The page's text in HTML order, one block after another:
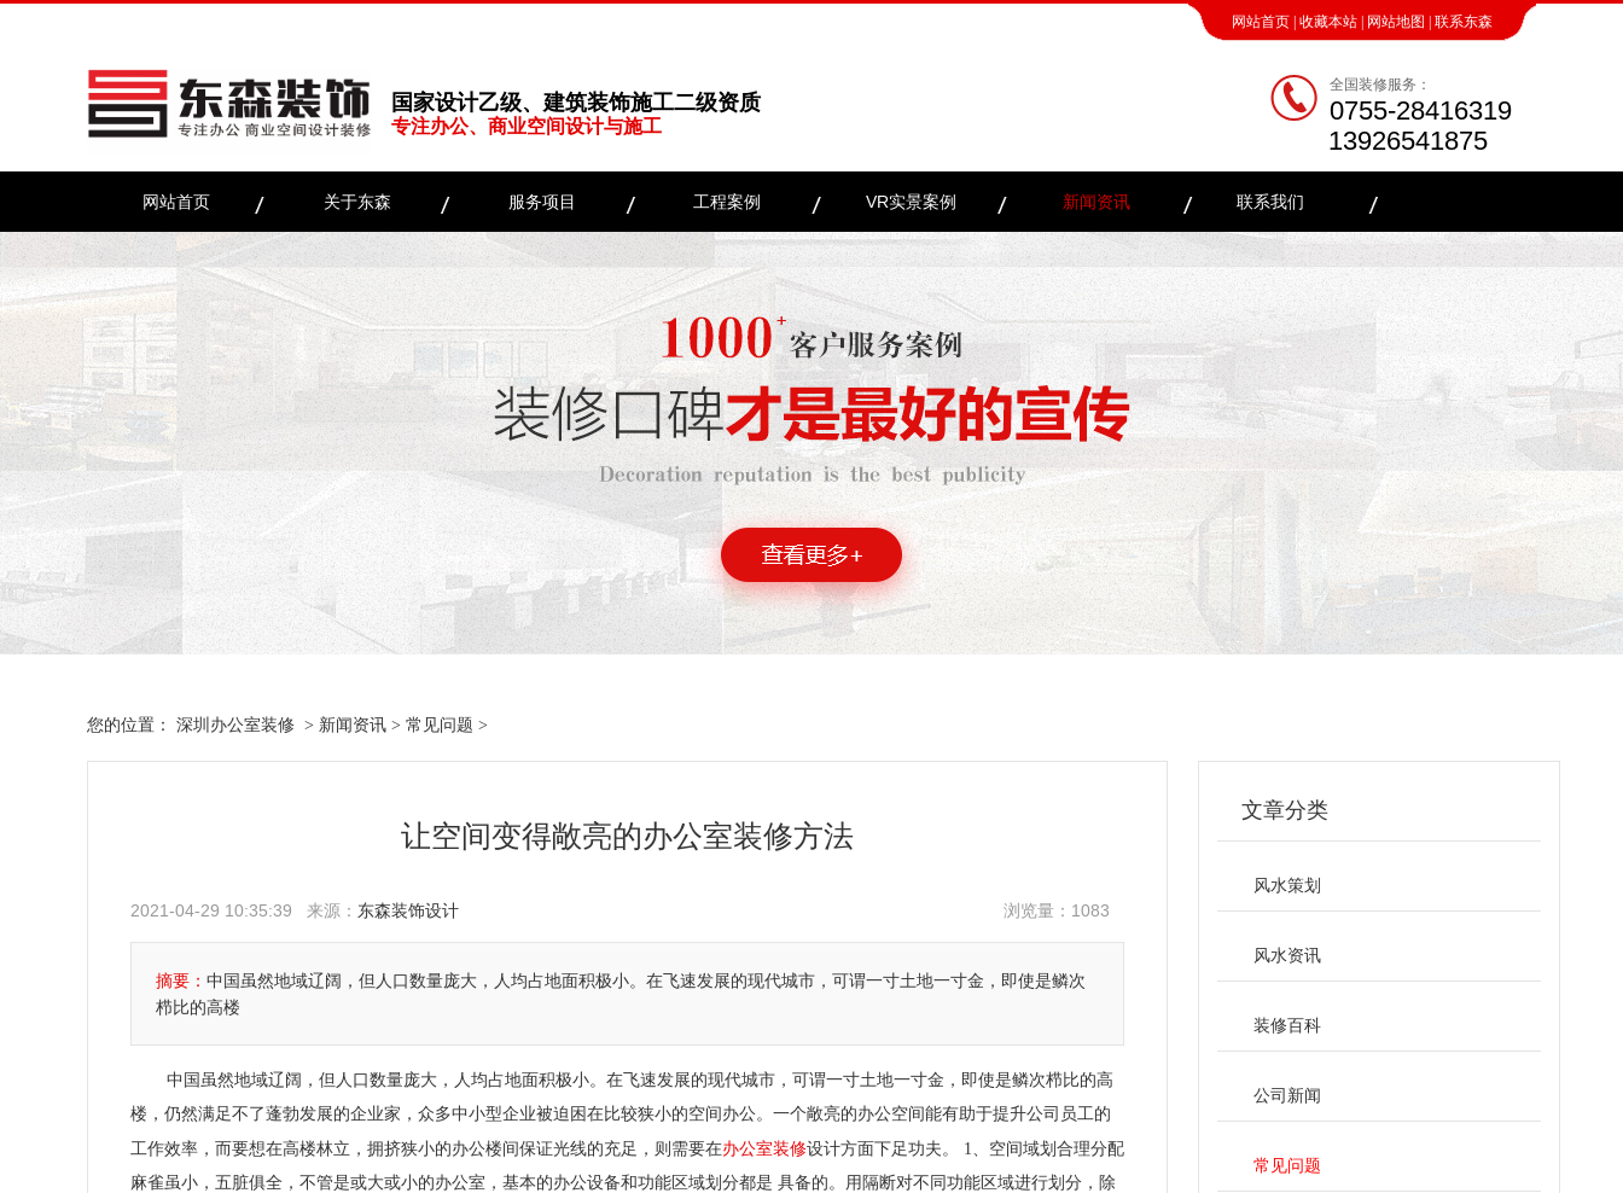
网站首页 收藏本站 网站地图 联系东森
国家设计乙级、建筑装饰施工二级资质
专注办公、商业空间设计与施工
全国装修服务：
0755-28416319
13926541875
网站首页 关于东森 服务项目 工程案例 VR实景案例 新闻资讯 联系我们
您的位置： 深圳办公室装修 > 新闻资讯 > 常见问题 >
让空间变得敞亮的办公室装修方法
2021-04-29 10:35:39 来源： 东森装饰设计 浏览量： 1083
摘要： 中国虽然地域辽阔，但人口数量庞大，人均占地面积极小。在飞速发展的现代城市，可谓一寸土地一寸金，即使是鳞次
栉比的高楼
中国虽然地域辽阔，但人口数量庞大，人均占地面积极小。在飞速发展的现代城市，可谓一寸土地一寸金，即使是鳞次栉比的高
楼，仍然满足不了蓬勃发展的企业家，众多中小型企业被迫困在比较狭小的空间办公。一个敞亮的办公空间能有助于提升公司员工的
工作效率，而要想在高楼林立，拥挤狭小的办公楼间保证光线的充足，则需要在办公室装修设计方面下足功夫。 1、空间域划合理分配
麻雀虽小，五脏俱全，不管是或大或小的办公室，基本的办公设备和功能区域划分都是 具备的。用隔断对不同功能区域进行划分，除
文章分类
风水策划
风水资讯
装修百科
公司新闻
常见问题